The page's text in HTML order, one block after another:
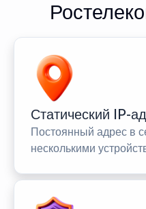
Статический IP-
Постоянный адрес в
несколькими